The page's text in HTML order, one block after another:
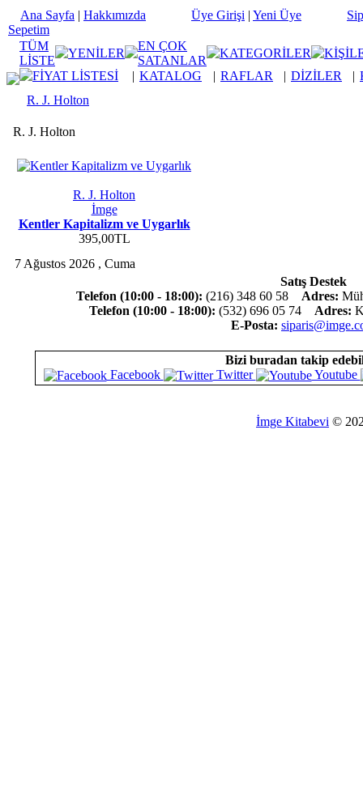
Ana Sayfa | Hakkımızda Üye Girişi | Yeni Üye
Sepetim
TÜM
LİSTE
YENİLER
EN ÇOK
SATANLAR
KATEGORİLER
FİYAT LİSTESİ
| KATALOG | RAFLAR | DİZİLER |
R. J. Holton
R. J. Holton
R. J. Holton
İmge
Kentler Kapitalizm ve Uygarlık
395,00TL
7 Ağustos 2026 , Cuma
Satış Destek
Telefon (10:00 - 18:00): (216) 348 60 58 Adres:
Telefon (10:00 - 18:00): (532) 696 05 74 Adres:
E-Posta:
Bizi buradan takip
Facebook
Twitter Youtube
İmge Kitabevi ©